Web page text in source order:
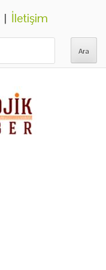
| İletişim